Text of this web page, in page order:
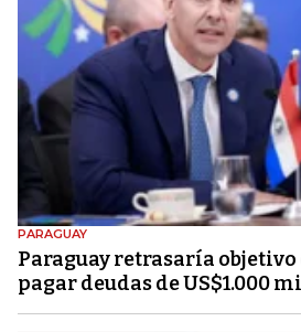
PARAGUAY
Paraguay retrasaría
pagar deudas de US$1.000